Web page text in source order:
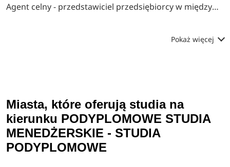
Agent celny - przedstawiciel przedsiębiorcy w międzynarodowym obrocie towarowym
Pokaż więcej
Miasta, które oferują studia na
kierunku PODYPLOMOWE STUDIA
MENEDŻERSKIE - STUDIA
PODYPLOMOWE